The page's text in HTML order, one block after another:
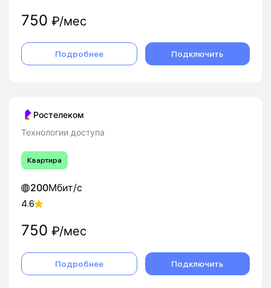
750 ₽/мес
Подробнее Подключить
Ростелеком
Технологии доступа
Квартира
200Мбит/с
4.6
750 ₽/мес
Подробнее Подключить